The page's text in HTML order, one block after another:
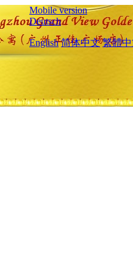
Mobile version
Deutsch
English 简体中文 繁體